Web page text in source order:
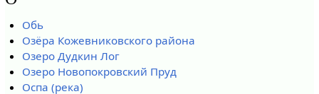
Обь
Озёра Кожевниковского района
Озеро Дудкин Лог
Озеро Новопокровский Пруд
Оспа (река)